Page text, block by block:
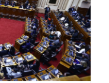
y que la
sea un tema
que Lima se